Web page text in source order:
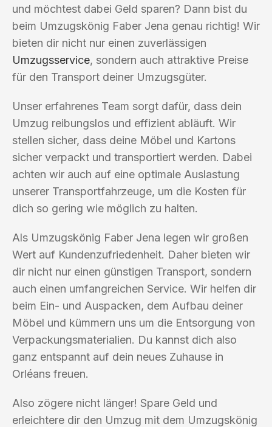
und möchtest dabei Geld sparen? Dann bist du
beim Umzugskönig Faber Jena genau richtig! Wir
bieten dir nicht nur einen zuverlässigen
Umzugsservice, sondern auch attraktive Preise
für den Transport deiner Umzugsgüter.
Unser erfahrenes Team sorgt dafür, dass dein
Umzug reibungslos und effizient abläuft. Wir
stellen sicher, dass deine Möbel und Kartons
sicher verpackt und transportiert werden. Dabei
achten wir auch auf eine optimale Auslastung
unserer Transportfahrzeuge, um die Kosten für
dich so gering wie möglich zu halten.
Als Umzugskönig Faber Jena legen wir großen
Wert auf Kundenzufriedenheit. Daher bieten wir
dir nicht nur einen günstigen Transport, sondern
auch einen umfangreichen Service. Wir helfen dir
beim Ein- und Auspacken, dem Aufbau deiner
Möbel und kümmern uns um die Entsorgung von
Verpackungsmaterialien. Du kannst dich also
ganz entspannt auf dein neues Zuhause in
Orléans freuen.
Also zögere nicht länger! Spare Geld und
erleichtere dir den Umzug mit dem Umzugskönig